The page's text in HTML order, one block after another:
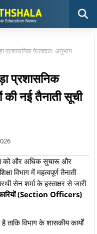
प्रशासनिक फेरबदल: अनुभाग
प्रशासनिक
नई तैनाती सूची
को और अधिक सुचारू और
विभाग में महत्वपूर्ण तैनाती
सेन शर्मा के हस्ताक्षर से जारी
(Section Officers)
विभाग के शासकीय कार्यों